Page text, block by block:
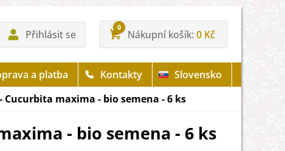
Přihlásit se
0
Nákupní košík 0 Kč
a platba Kontakty
Slovensko
Cucurbita maxima - bio semena - 6 ks
- bio semena - 6 ks